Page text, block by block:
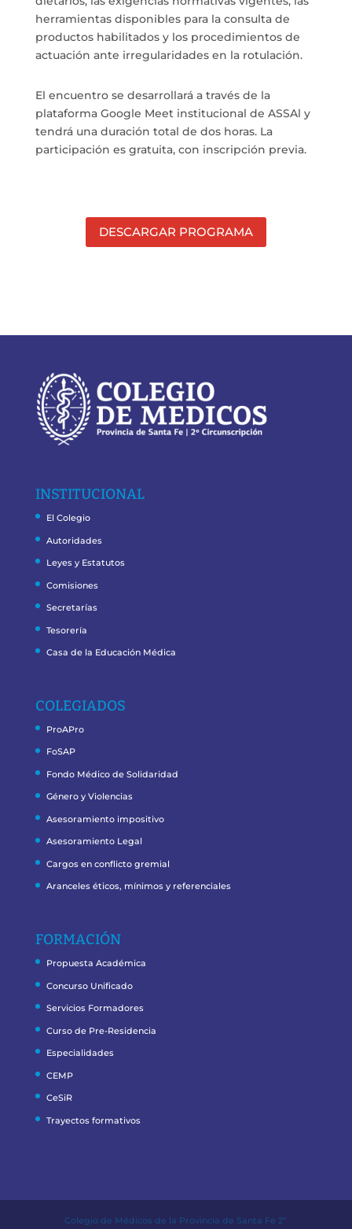
herramientas disponibles para la consulta de
productos habilitados y los procedimientos de
actuación ante irregularidades en la rotulación.
El encuentro se desarrollará a través de la
plataforma Google Meet institucional de ASSAl y
tendrá una duración total de dos horas. La
participación es gratuita, con inscripción previa.
DESCARGAR PROGRAMA
INSTITUCIONAL
El Colegio
Autoridades
Leyes y Estatutos
Comisiones
Secretarías
Tesorería
Casa de la Educación Médica
COLEGIADOS
ProAPro
FoSAP
Fondo Médico de Solidaridad
Género y Violencias
Asesoramiento impositivo
Asesoramiento Legal
Cargos en conflicto gremial
Aranceles éticos, mínimos y referenciales
FORMACIÓN
Propuesta Académica
Concurso Unificado
Servicios Formadores
Curso de Pre-Residencia
Especialidades
CEMP
CeSiR
Trayectos formativos
Colegio de Médicos de la Provincia de Santa Fe 2º